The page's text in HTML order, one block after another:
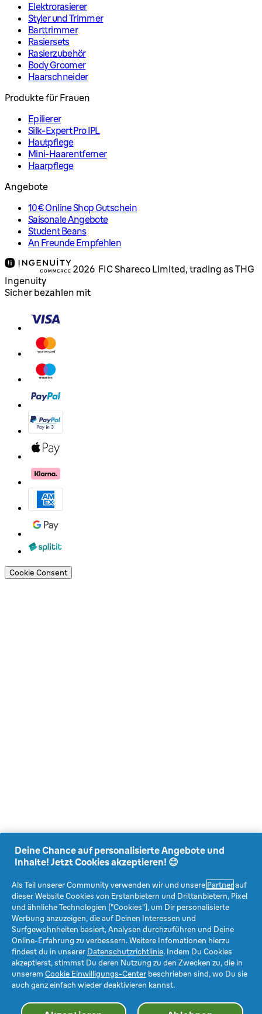
Elektrorasierer
Styler und Trimmer
Barttrimmer
Rasiersets
Rasierzubehör
Body Groomer
Haarschneider
Produkte für Frauen
Epilierer
Silk-Expert Pro IPL
Hautpflege
Mini-Haarentferner
Haarpflege
Angebote
10€ Online Shop Gutschein
Saisonale Angebote
Student Beans
An Freunde Empfehlen
2026 FIC Shareco Limited, trading as THG
Ingenuity
Sicher bezahlen mit
Cookie Consent
Deine Chance auf personalisierte Angebote und
Inhalte! Jetzt Cookies akzeptieren! 😊
Als Teil unserer Community verwenden wir und unsere Partnerauf
dieser Website Cookies von Erstanbietern und Drittanbietern, Pixel
und ähnliche Technologien ("Cookies"), um Dir personalisierte
Werbung anzuzeigen, die auf Deinen Interessen und
Surfgewohnheiten basiert, Analysen durchzuführen und Deine
Online-Erfahrung zu verbessern. Weitere Infomationen hierzu
findest du in unserer Datenschutzrichtlinie. Indem Du Cookies
akzeptierst, stimmst Du deren Nutzung zu den Zwecken zu, die in
unserem Cookie Einwilligungs-Center beschrieben sind, wo Du sie
auch ganz einfach wieder deaktivieren kannst.